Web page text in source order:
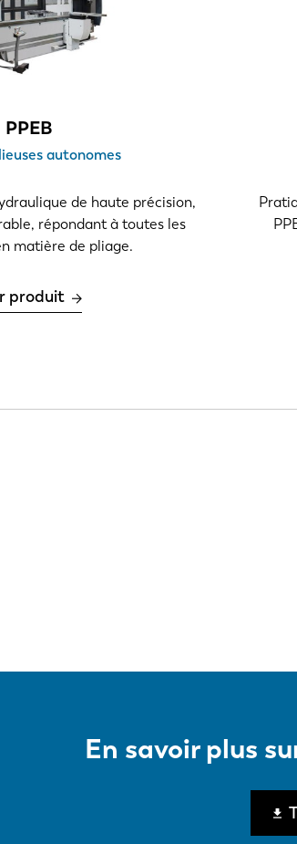
PPEB
autonomes
de haute précision,
répondant à toutes les
matière de pliage.
produit
En savoir plus